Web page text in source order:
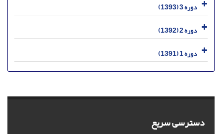
دوره 3 (1393)
دوره 2 (1392)
دوره 1 (1391)
دسترسی سریع